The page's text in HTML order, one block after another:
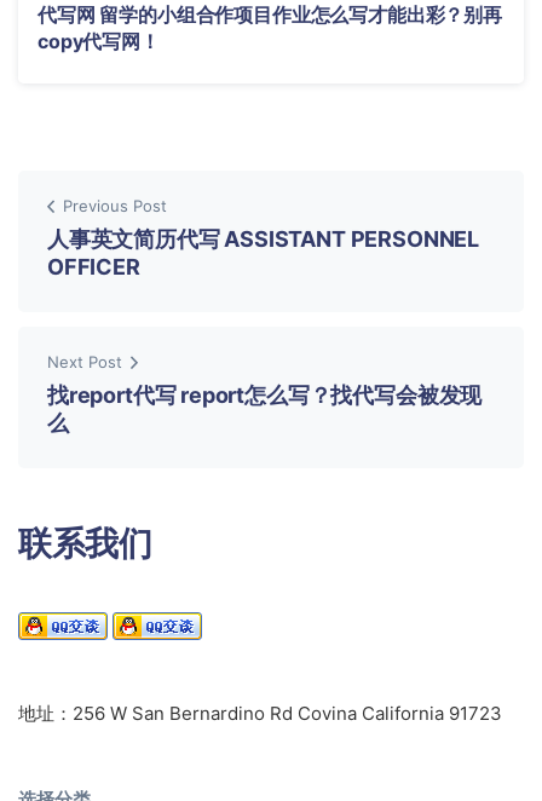
代写网 留学的小组合作项目作业怎么写才能出彩？别再
copy代写网！
Previous Post
人事英文简历代写 ASSISTANT PERSONNEL
OFFICER
Next Post
找report代写 report怎么写？找代写会被发现
么
联系我们
地址：256 W San Bernardino Rd Covina California 91723